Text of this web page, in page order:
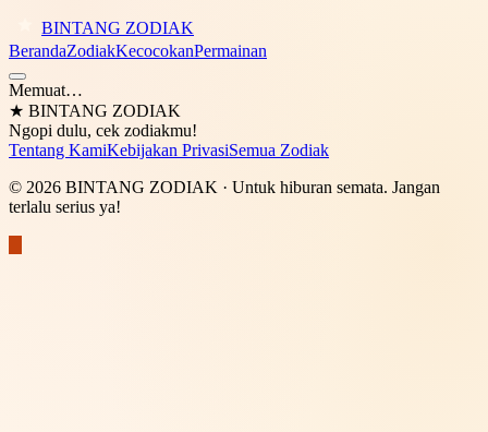
BINTANG ZODIAK
BerandaZodiakKecocokanPermainan
Memuat…
★ BINTANG ZODIAK
Ngopi dulu, cek zodiakmu!
Tentang KamiKebijakan PrivasiSemua Zodiak
© 2026 BINTANG ZODIAK · Untuk hiburan semata. Jangan
terlalu serius ya!